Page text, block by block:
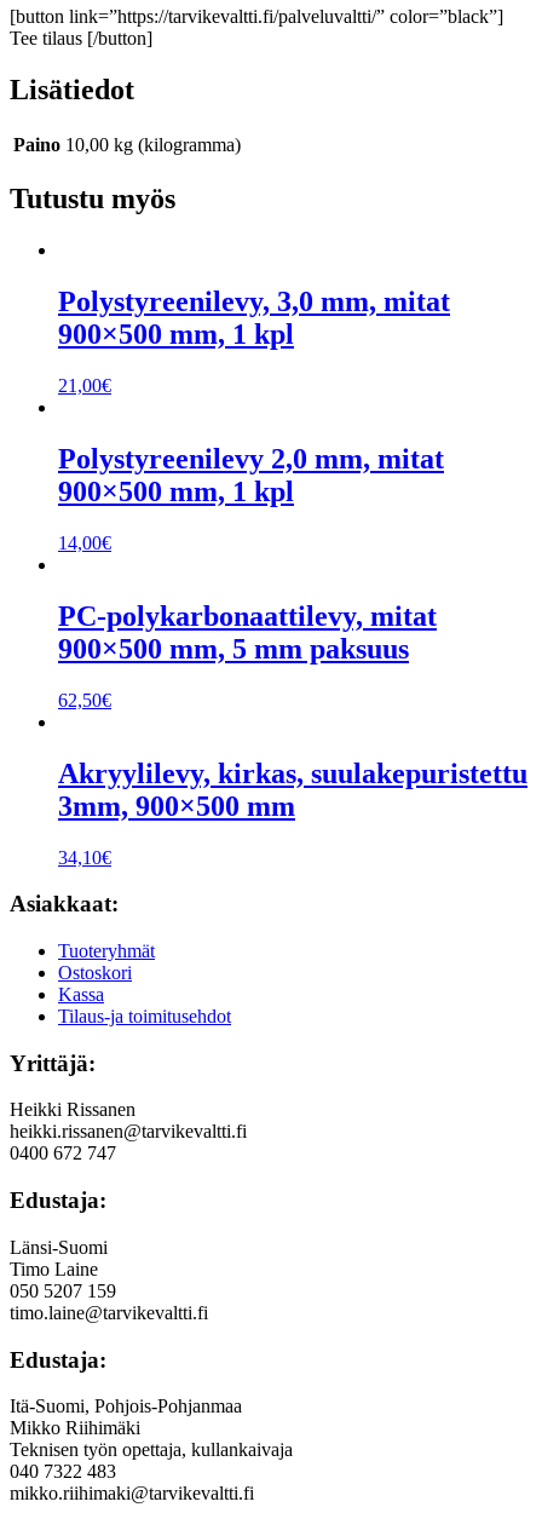
[button link=”https://tarvikevaltti.fi/palveluvaltti/” color=”black”]
Tee tilaus [/button]
Lisätiedot
Paino 10,00 kg (kilogramma)
Tutustu myös
Polystyreenilevy, 3,0 mm, mitat
900×500 mm, 1 kpl
21,00€
Polystyreenilevy 2,0 mm, mitat
900×500 mm, 1 kpl
14,00€
PC-polykarbonaattilevy, mitat
900×500 mm, 5 mm paksuus
62,50€
Akryylilevy, kirkas, suulakepuristettu
3mm, 900×500 mm
34,10€
Asiakkaat:
Tuoteryhmät
Ostoskori
Kassa
Tilaus-ja toimitusehdot
Yrittäjä:
Heikki Rissanen
heikki.rissanen@tarvikevaltti.fi
0400 672 747
Edustaja:
Länsi-Suomi
Timo Laine
050 5207 159
timo.laine@tarvikevaltti.fi
Edustaja:
Itä-Suomi, Pohjois-Pohjanmaa
Mikko Riihimäki
Teknisen työn opettaja, kullankaivaja
040 7322 483
mikko.riihimaki@tarvikevaltti.fi